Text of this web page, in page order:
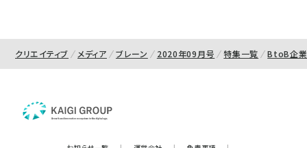
クリエイティブ メディア ブレーン 2020年09月号 特集一覧 BtoB企業